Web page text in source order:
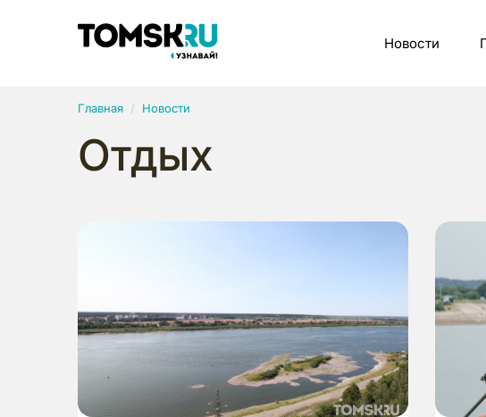
Новости
Главная Новости
Отдых
Рубрики